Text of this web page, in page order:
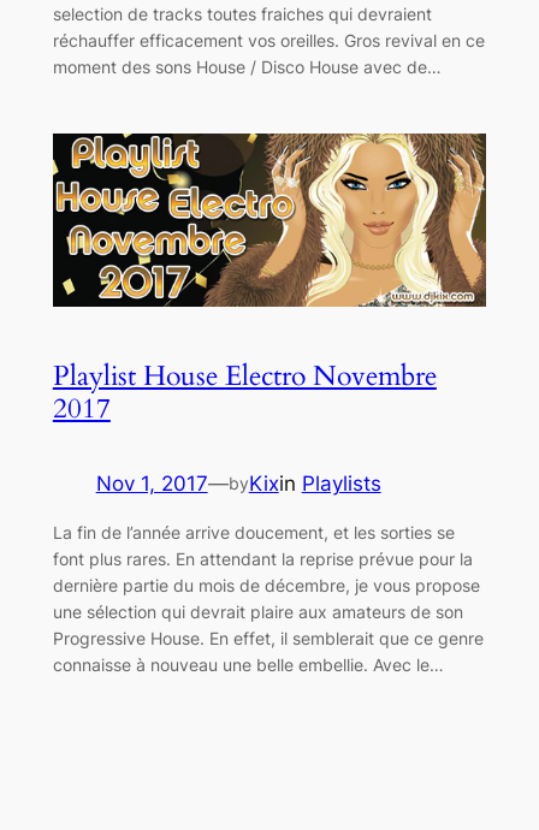
selection de tracks toutes fraiches qui devraient
réchauffer efficacement vos oreilles. Gros revival en ce
moment des sons House / Disco House avec de…
Playlist House Electro Novembre
2017
Nov 1, 2017—byKixin Playlists
La fin de l’année arrive doucement, et les sorties se
font plus rares. En attendant la reprise prévue pour la
dernière partie du mois de décembre, je vous propose
une sélection qui devrait plaire aux amateurs de son
Progressive House. En effet, il semblerait que ce genre
connaisse à nouveau une belle embellie. Avec le…